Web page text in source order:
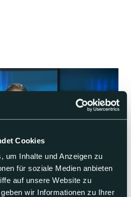
Cookies
um Inhalte und Anzeigen zu
für soziale Medien anbieten
auf unsere Website zu
wir Informationen zu Ihrer